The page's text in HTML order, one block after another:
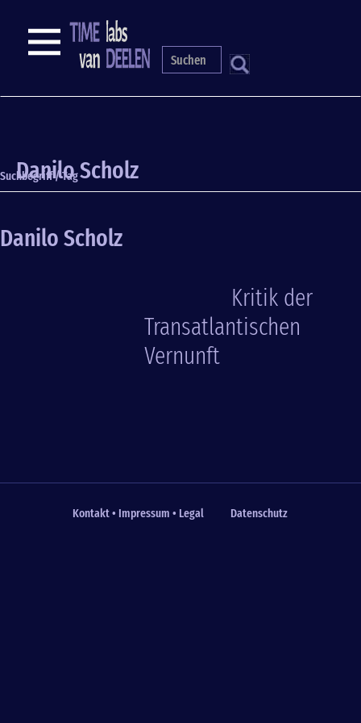
S
NAVIGATION
Danilo Scholz
Suchbegriff / Tag
Danilo Scholz
Kritik der
Transatlantischen
Vernunft
Fußzeile
Kontakt • Impressum • Legal Datenschutz